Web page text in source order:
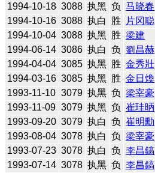
1994-10-18 3088 执黑 负 马晓春
1994-10-16 3088 执白 胜 片冈聪
1994-10-04 3088 执黑 胜 梁建
1994-06-14 3086 执白 负 劉昌赫
1994-04-04 3085 执黑 胜 金秀壯
1994-03-16 3085 执黑 胜 金日煥
1993-11-10 3079 执黑 负 梁宰豪
1993-11-09 3079 执黑 负 崔珪昞
1993-09-20 3079 执白 负 崔明勳
1993-08-04 3078 执白 负 梁宰豪
1993-07-23 3078 执白 负 李昌鎬
1993-07-14 3078 执黑 负 李昌鎬